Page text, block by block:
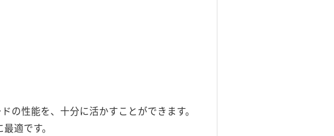
の性能を、十分に活かすことができます。
適です。